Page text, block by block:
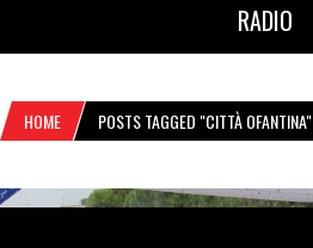
RADIO
HOME POSTS TAGGED "CITTÀ OFANTINA"